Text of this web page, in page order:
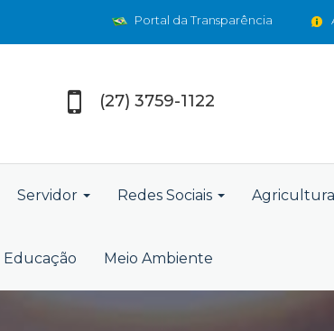
Portal da Transparência
(27) 3759-1122
Servidor Redes Sociais Agricultura
Educação Meio Ambiente